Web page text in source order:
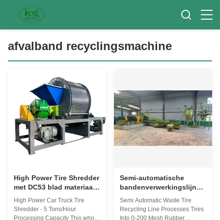
afvalband recyclingsmachine
High Power Tire Shredder
met DC53 blad materiaal
en 45kw * 2 Driving Motor
kan verwerken 5 ton van
banden per uur
High Power Car Truck Tire
Shredder - 5 Tons/Hour
Processing Capacity This whole
Semi-automatische
bandenverwerkingslijn
produceert 0-200 mesh
rubberpoeder met 55-150
kW vermogen voor
Semi Automatic Waste Tire
Recycling Line Processes Tires
Into 0-200 Mesh Rubber